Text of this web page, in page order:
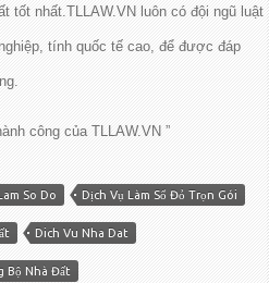
tốt nhất.TLLAW.VN luôn có đội ngũ luật
tính quốc tế cao, để được đáp
công của TLLAW.VN ”
So Do Dịch Vụ Làm Sổ Đỏ Trọn Gói
Dich Vu Nha Dat
Bộ Nhà Đất